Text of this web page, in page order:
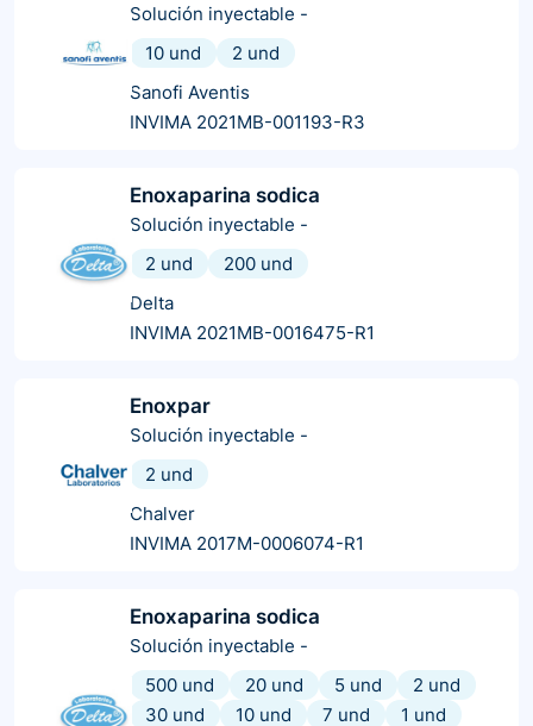
Solución inyectable -
10 und
2 und
Sanofi Aventis
INVIMA 2021MB-001193-R3
Enoxaparina sodica
Solución inyectable -
2 und
200 und
Delta
INVIMA 2021MB-0016475-R1
Enoxpar
Solución inyectable -
2 und
Chalver
INVIMA 2017M-0006074-R1
Enoxaparina sodica
Solución inyectable -
500 und
20 und 5 und
2 und
30 und
10 und 7 und
1 und